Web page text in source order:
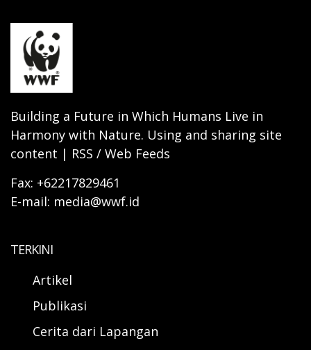
Building a Future in Which Humans Live in
Harmony with Nature. Using and sharing site
content | RSS / Web Feeds
Fax: +62217829461
E-mail: media@wwf.id
TERKINI
Artikel
Publikasi
Cerita dari Lapangan